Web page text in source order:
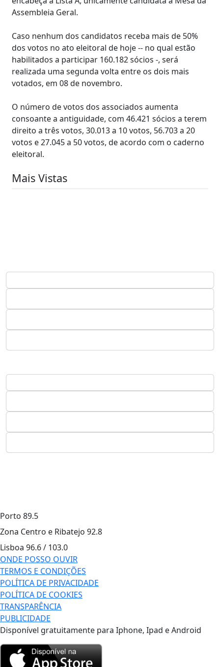
Assembleia Geral.
Caso nenhum dos candidatos receba mais de 50%
dos votos no ato eleitoral de hoje -- no qual estão
habilitados a participar 160.182 sócios -, será
realizada uma segunda volta entre os dois mais
votados, em 08 de novembro.
O número de votos dos associados aumenta
consoante a antiguidade, com 46.421 sócios a terem
direito a três votos, 30.013 a 10 votos, 56.703 a 20
votos e 27.045 a 50 votos, de acordo com o caderno
eleitoral.
Mais Vistas
Porto 89.5
Zona Centro e Ribatejo 92.8
Lisboa 96.6 / 103.0
ONDE POSSO OUVIR
TERMOS E CONDIÇÕES
POLÍTICA DE PRIVACIDADE
POLÍTICA DE COOKIES
TRANSPARÊNCIA
PUBLICIDADE
Disponível gratuitamente para Iphone, Ipad e Android